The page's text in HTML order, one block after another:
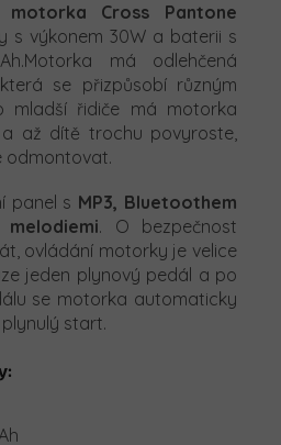
Cross Pantone
s výkonem 30W a baterii s
má odlehčená
se přizpůsobí různým
mladší řidiče má motorka
až dítě trochu povyroste,
odmontovat.
panel s MP3, Bluetoothem
melodiemi. O bezpečnost
ovládání motorky je velice
jeden plynový pedál a po
se motorka automaticky
start.